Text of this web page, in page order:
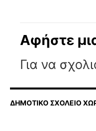
Αφήστε
Για να
ΔΗΜΟΤΙΚΟ ΣΧΟΛΕΙΟ